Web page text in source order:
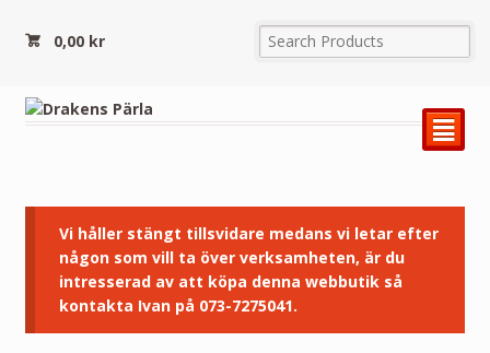
0,00 kr
²
Vi håller stängt tillsvidare medans vi letar efter
någon som vill ta över verksamheten, är du
intresserad av att köpa denna webbutik så
kontakta Ivan på 073-7275041.